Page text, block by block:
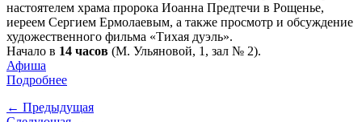
настоятелем храма пророка Иоанна Предтечи в Рощенье,
иереем Сергием Ермолаевым, а также просмотр и обсуждение
художественного фильма «Тихая дуэль».
Начало в 14 часов (М. Ульяновой, 1, зал № 2).
Афиша
Подробнее
← Предыдущая